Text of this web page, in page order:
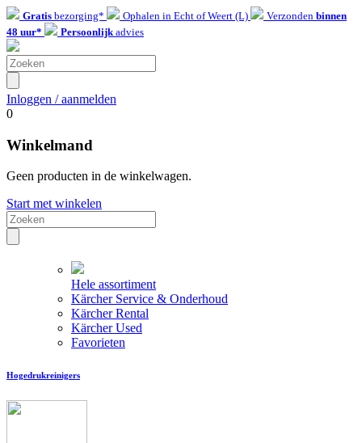
Gratis bezorging* Ophalen in Echt of Weert (L) Verzonden binnen
48 uur*
Persoonlijkadvies
Inloggen / aanmelden
0
Winkelmand
Geen producten in de winkelwagen.
Start met winkelen
Hele assortiment
Kärcher Service & Onderhoud
Kärcher Rental
Kärcher Used
Favorieten
Hogedrukreinigers